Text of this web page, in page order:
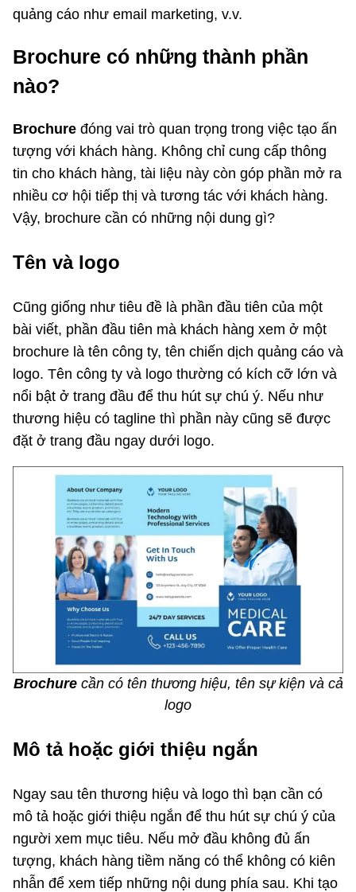
quảng cáo như email marketing, v.v.
Brochure có những thành phần
nào?
Brochure đóng vai trò quan trọng trong việc tạo ấn
tượng với khách hàng. Không chỉ cung cấp thông
tin cho khách hàng, tài liệu này còn góp phần mở ra
nhiều cơ hội tiếp thị và tương tác với khách hàng.
Vậy, brochure cần có những nội dung gì?
Tên và logo
Cũng giống như tiêu đề là phần đầu tiên của một
bài viết, phần đầu tiên mà khách hàng xem ở một
brochure là tên công ty, tên chiến dịch quảng cáo và
logo. Tên công ty và logo thường có kích cỡ lớn và
nổi bật ở trang đầu để thu hút sự chú ý. Nếu như
thương hiệu có tagline thì phần này cũng sẽ được
đặt ở trang đầu ngay dưới logo.
Brochurecần có tên thương hiệu, tên sự kiện và cả
logo
Mô tả hoặc giới thiệu ngắn
Ngay sau tên thương hiệu và logo thì bạn cần có
mô tả hoặc giới thiệu ngắn để thu hút sự chú ý của
người xem mục tiêu. Nếu mở đầu không đủ ấn
tượng, khách hàng tiềm năng có thể không có kiên
nhẫn để xem tiếp những nội dung phía sau. Khi tạo